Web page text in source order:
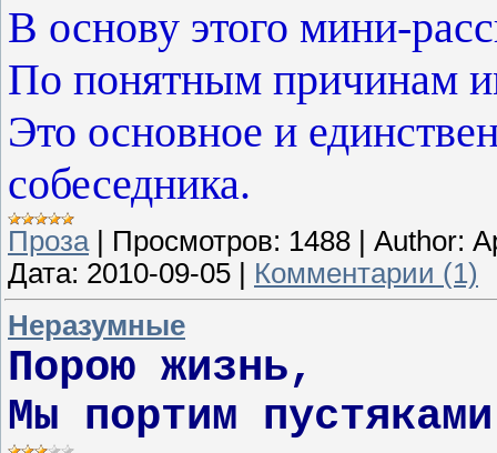
В основу этого мини-
По понятным причинам
Это основное и
собеседника.
Проза| Просмотров: 1488 | Author:
Дата: 2010-09-05 | Комментарии (1)
Неразумные
Порою жизнь,
Мы портим